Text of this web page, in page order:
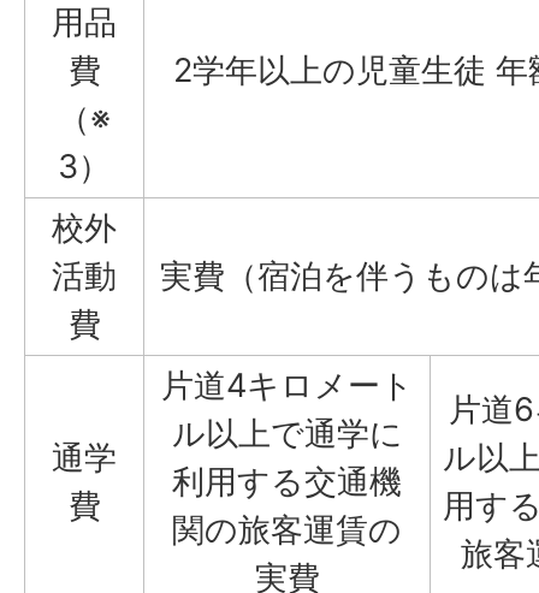
用品
費
（※
3）
2学年以上の児童生徒
校外
活動
費
実費（宿泊を伴うものは
通学
費
片道4キロメート
ル以上で通学に
利用する交通機
関の旅客運賃の
実費
片道
ル以
用す
旅客